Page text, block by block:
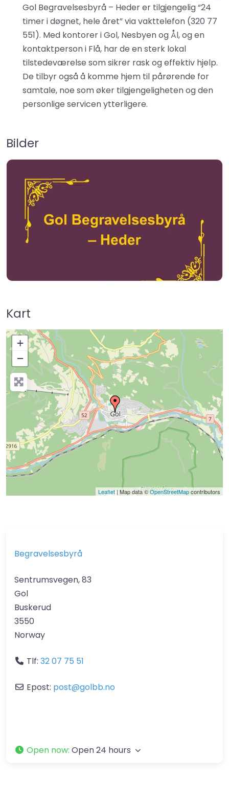
Gol Begravelsesbyrå – Heder er tilgjengelig “24
timer i døgnet, hele året” via vakttelefon (320 77
551). Med kontorer i Gol, Nesbyen og Ål, og en
kontaktperson i Flå, har de en sterk lokal
tilstedeværelse som sikrer rask og effektiv hjelp.
De tilbyr også å komme hjem til pårørende for
samtale, noe som øker tilgjengeligheten og den
personlige servicen ytterligere.
Bilder
Kart
+
−
Press Enter key to search
Leaflet | Map data ©OpenStreetMapcontributors
Begravelsesbyrå
Sentrumsvegen, 83
Gol
Buskerud
3550
Norway
Tlf: 32 07 75 51
Epost: post@golbb.no
Open now: Open 24 hours